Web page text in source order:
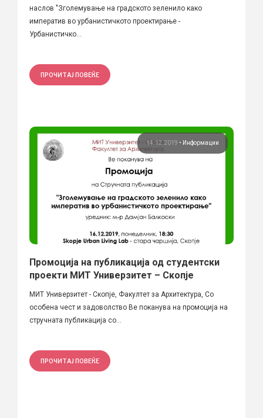
наслов "Зголемување на градското зеленило како
императив во урбанистичкото проектирање -
Урбанистичко...
ПРОЧИТАЈ ПОВЕЌЕ
14.12.2019 • Информации
Промоција на публикација од студентски
проекти МИТ Универзитет – Скопје
МИТ Универзитет - Скопје, Факултет за Архитектура, Со
особена чест и задоволство Ве поканува на промоција на
стручната публикација со...
ПРОЧИТАЈ ПОВЕЌЕ